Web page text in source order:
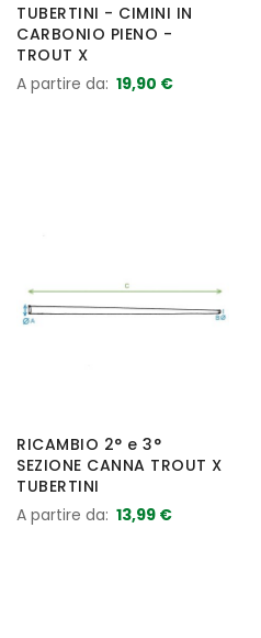
TUBERTINI - CIMINI IN
CARBONIO PIENO -
TROUT X
A partire da 19,90 €
RICAMBIO 2° e 3°
SEZIONE CANNA TROUT X
TUBERTINI
A partire da 13,99 €